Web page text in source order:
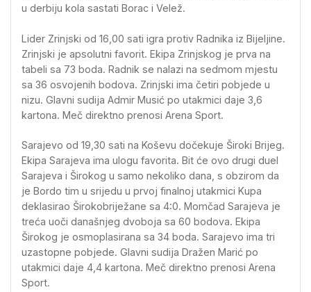
u derbiju kola sastati Borac i Velež.
Lider Zrinjski od 16,00 sati igra protiv Radnika iz Bijeljine.
Zrinjski je apsolutni favorit. Ekipa Zrinjskog je prva na
tabeli sa 73 boda. Radnik se nalazi na sedmom mjestu
sa 36 osvojenih bodova. Zrinjski ima četiri pobjede u
nizu. Glavni sudija Admir Musić po utakmici daje 3,6
kartona. Meč direktno prenosi Arena Sport.
Sarajevo od 19,30 sati na Koševu dočekuje Široki Brijeg.
Ekipa Sarajeva ima ulogu favorita. Bit će ovo drugi duel
Sarajeva i Širokog u samo nekoliko dana, s obzirom da
je Bordo tim u srijedu u prvoj finalnoj utakmici Kupa
deklasirao Širokobriježane sa 4:0. Momčad Sarajeva je
treća uoči današnjeg dvoboja sa 60 bodova. Ekipa
Širokog je osmoplasirana sa 34 boda. Sarajevo ima tri
uzastopne pobjede. Glavni sudija Dražen Marić po
utakmici daje 4,4 kartona. Meč direktno prenosi Arena
Sport.